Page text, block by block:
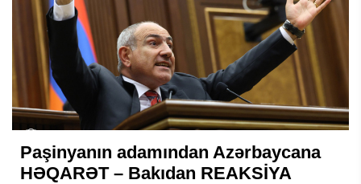
Paşinyanın adamından Azərbaycana
HƏQARƏT – Bakıdan REAKSİYA